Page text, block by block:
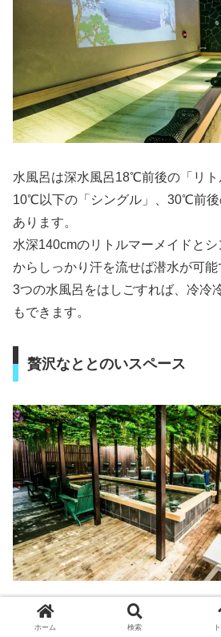
水風呂は深水風呂18℃前後の「リト
10℃以下の「シングル」、30℃前後
あります。
水深140cmのリトルマーメイドと
からしっかり汗を流せば潜水が可能
3つの水風呂をはしごすれば、冷冷
もできます。
贅沢なととのいスペース
ととのいスペースは内気浴と外気浴
ホーム 検索